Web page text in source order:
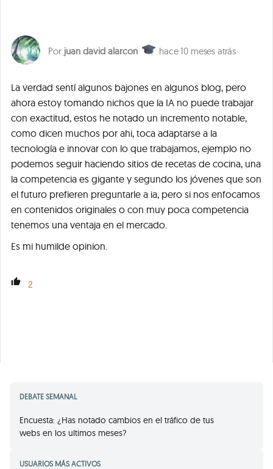
juan david alarcon 10 meses atrás
La verdad sentí algunos bajones en algunos blog, pero
ahora estoy tomando nichos que la IA no puede trabajar
con exactitud, estos he notado un incremento notable,
como dicen muchos por ahi, toca adaptarse a la
tecnología e innovar con lo que trabajamos, ejemplo no
podemos seguir haciendo sitios de recetas de cocina, una
la competencia es gigante y segundo los jóvenes que son
el futuro prefieren preguntarle a ia, pero si nos enfocamos
en contenidos originales o con muy poca competencia
tenemos una ventaja en el mercado.
Es mi humilde opinion.
2
DEBATE SEMANAL
Encuesta: ¿Has notado cambios en el tráfico de tus
webs en los ultimos meses?
USUARIOS MÁS ACTIVOS